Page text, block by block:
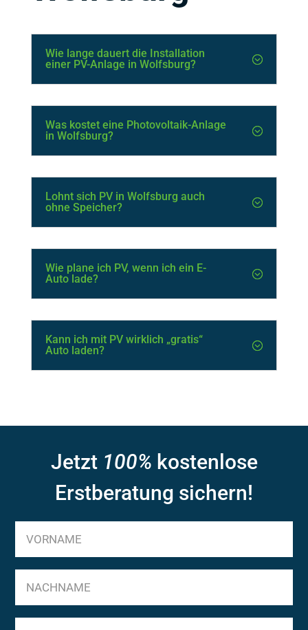
Wie lange dauert die Installation
einer PV-Anlage in Wolfsburg?
Was kostet eine Photovoltaik-Anlage
in Wolfsburg?
Lohnt sich PV in Wolfsburg auch
ohne Speicher?
Wie plane ich PV, wenn ich ein E-
Auto lade?
Kann ich mit PV wirklich „gratis“
Auto laden?
Jetzt 100% kostenlose
Erstberatung sichern!